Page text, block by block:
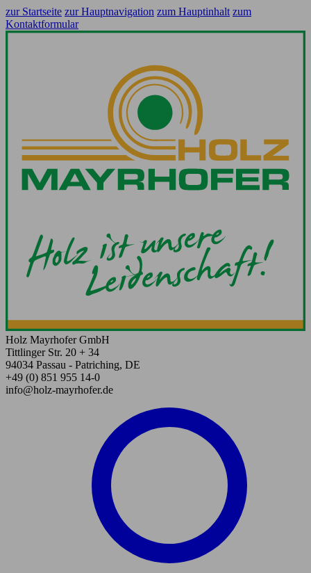
zur Startseite zur Hauptnavigation zum Hauptinhalt zum
Kontaktformular
Holz Mayrhofer GmbH
Tittlinger Str. 20 + 34
94034 Passau - Patriching, DE
+49 (0) 851 955 14-0
info@holz-mayrhofer.de